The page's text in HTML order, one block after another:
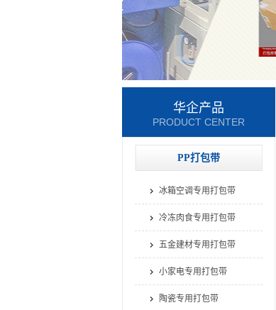
华企产品
PRODUCT CENTER
PP打包带
冰箱空调专用打包带
冷冻肉食专用打包带
五金建材专用打包带
小家电专用打包带
陶瓷专用打包带